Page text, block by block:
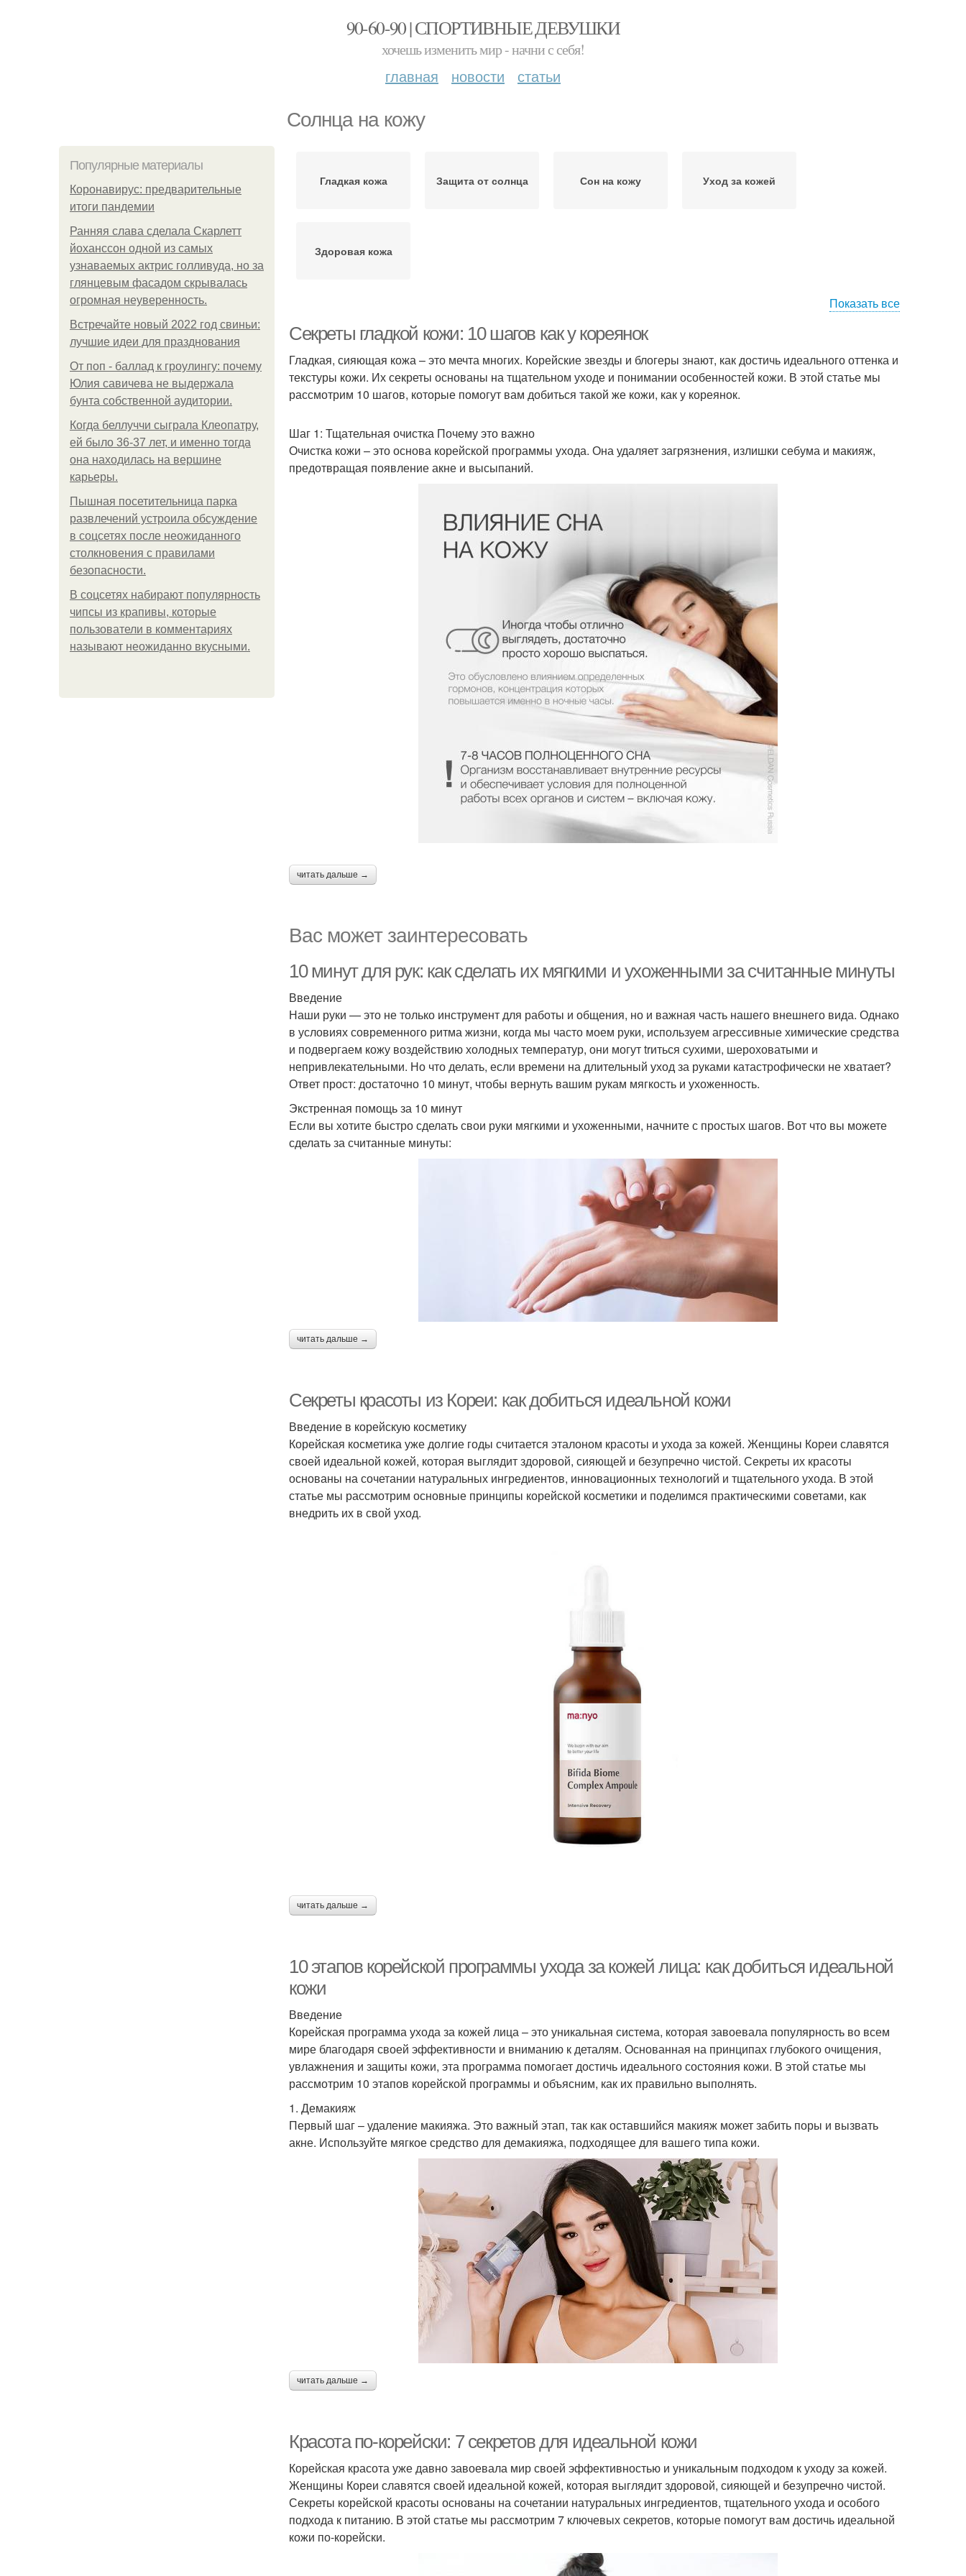
90-60-90 | СПОРТИВНЫЕ ДЕВУШКИ
хочешь изменить мир - начни с себя!
главная новости статьи
Солнца на кожу
Популярные материалы
Коронавирус: предварительные
итоги пандемии
Ранняя слава сделала Скарлетт
йоханссон одной из самых
узнаваемых актрис голливуда, но за
глянцевым фасадом скрывалась
огромная неуверенность.
Встречайте новый 2022 год свиньи:
лучшие идеи для празднования
От поп - баллад к гроулингу: почему
Юлия савичева не выдержала
бунта собственной аудитории.
Когда беллуччи сыграла Клеопатру,
ей было 36-37 лет, и именно тогда
она находилась на вершине
карьеры.
Пышная посетительница парка
развлечений устроила обсуждение
в соцсетях после неожиданного
столкновения с правилами
безопасности.
В соцсетях набирают популярность
чипсы из крапивы, которые
пользователи в комментариях
называют неожиданно вкусными.
Гладкая кожа Защита от солнца Сон на кожу Уход за кожей
Здоровая кожа
Показать все
Секреты гладкой кожи: 10 шагов как у кореянок
Гладкая, сияющая кожа – это мечта многих. Корейские звезды и блогеры знают, как достичь идеального оттенка и
текстуры кожи. Их секреты основаны на тщательном уходе и понимании особенностей кожи. В этой статье мы
рассмотрим 10 шагов, которые помогут вам добиться такой же кожи, как у кореянок.
Шаг 1: Тщательная очистка Почему это важно
Очистка кожи – это основа корейской программы ухода. Она удаляет загрязнения, излишки себума и макияж,
предотвращая появление акне и высыпаний.
читать дальше →
Вас может заинтересовать
10 минут для рук: как сделать их мягкими и ухоженными за считанные минуты
Введение
Наши руки — это не только инструмент для работы и общения, но и важная часть нашего внешнего вида. Однако
в условиях современного ритма жизни, когда мы часто моем руки, используем агрессивные химические средства
и подвергаем кожу воздействию холодных температур, они могут trиться сухими, шероховатыми и
непривлекательными. Но что делать, если времени на длительный уход за руками катастрофически не хватает?
Ответ прост: достаточно 10 минут, чтобы вернуть вашим рукам мягкость и ухоженность.
Экстренная помощь за 10 минут
Если вы хотите быстро сделать свои руки мягкими и ухоженными, начните с простых шагов. Вот что вы можете
сделать за считанные минуты:
читать дальше →
Секреты красоты из Кореи: как добиться идеальной кожи
Введение в корейскую косметику
Корейская косметика уже долгие годы считается эталоном красоты и ухода за кожей. Женщины Кореи славятся
своей идеальной кожей, которая выглядит здоровой, сияющей и безупречно чистой. Секреты их красоты
основаны на сочетании натуральных ингредиентов, инновационных технологий и тщательного ухода. В этой
статье мы рассмотрим основные принципы корейской косметики и поделимся практическими советами, как
внедрить их в свой уход.
читать дальше →
10 этапов корейской программы ухода за кожей лица: как добиться идеальной
кожи
Введение
Корейская программа ухода за кожей лица – это уникальная система, которая завоевала популярность во всем
мире благодаря своей эффективности и вниманию к деталям. Основанная на принципах глубокого очищения,
увлажнения и защиты кожи, эта программа помогает достичь идеального состояния кожи. В этой статье мы
рассмотрим 10 этапов корейской программы и объясним, как их правильно выполнять.
1. Демакияж
Первый шаг – удаление макияжа. Это важный этап, так как оставшийся макияж может забить поры и вызвать
акне. Используйте мягкое средство для демакияжа, подходящее для вашего типа кожи.
читать дальше →
Красота по-корейски: 7 секретов для идеальной кожи
Корейская красота уже давно завоевала мир своей эффективностью и уникальным подходом к уходу за кожей.
Женщины Кореи славятся своей идеальной кожей, которая выглядит здоровой, сияющей и безупречно чистой.
Секреты корейской красоты основаны на сочетании натуральных ингредиентов, тщательного ухода и особого
подхода к питанию. В этой статье мы рассмотрим 7 ключевых секретов, которые помогут вам достичь идеальной
кожи по-корейски.